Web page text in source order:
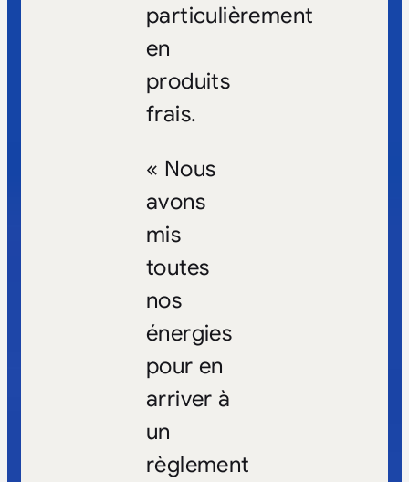
particulièrement
en
produits
frais.
« Nous
avons
mis
toutes
nos
énergies
pour en
arriver à
un
règlement